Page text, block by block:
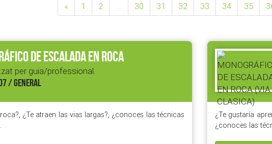
« 1 2 ... 30 31 32 33 34 35
DE ESCALADA EN ROCA
per guia/professional.
/ GENERAL
¿Te atraen las vias largas?, ¿conoces las técnicas
¿Te gustaría
¿conoces las